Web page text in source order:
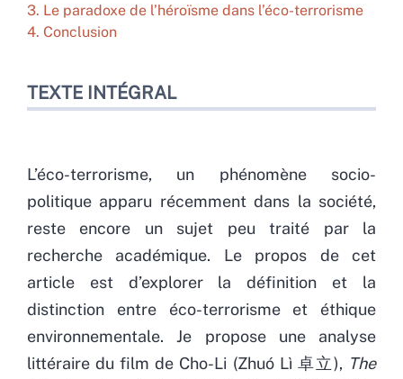
3. Le paradoxe de l’héroïsme dans l’éco-terrorisme
4. Conclusion
TEXTE INTÉGRAL
L’éco-terrorisme, un phénomène socio-
politique apparu récemment dans la société,
reste encore un sujet peu traité par la
recherche académique. Le propos de cet
article est d’explorer la définition et la
distinction entre éco-terrorisme et éthique
environnementale. Je propose une analyse
littéraire du film de Cho-Li (Zhuó Lì 卓立), The